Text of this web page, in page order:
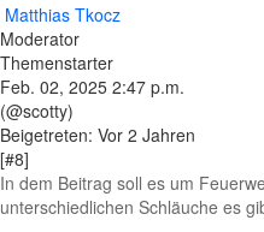
Matthias Tkocz
Moderator
Themenstarter
Feb. 02, 2025 2:47 p.m.
(@scotty)
Beigetreten: Vor 2 Jahren
[#8]
In dem Beitrag soll es um
unterschiedlichen Schläuche es